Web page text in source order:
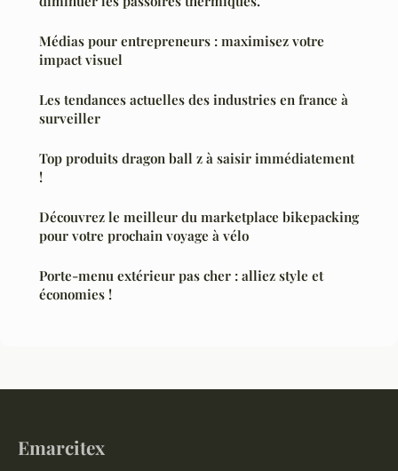
Médias pour entrepreneurs : maximisez votre
impact visuel
Les tendances actuelles des industries en france à
surveiller
Top produits dragon ball z à saisir immédiatement
!
Découvrez le meilleur du marketplace bikepacking
pour votre prochain voyage à vélo
Porte-menu extérieur pas cher : alliez style et
économies !
Emarcitex